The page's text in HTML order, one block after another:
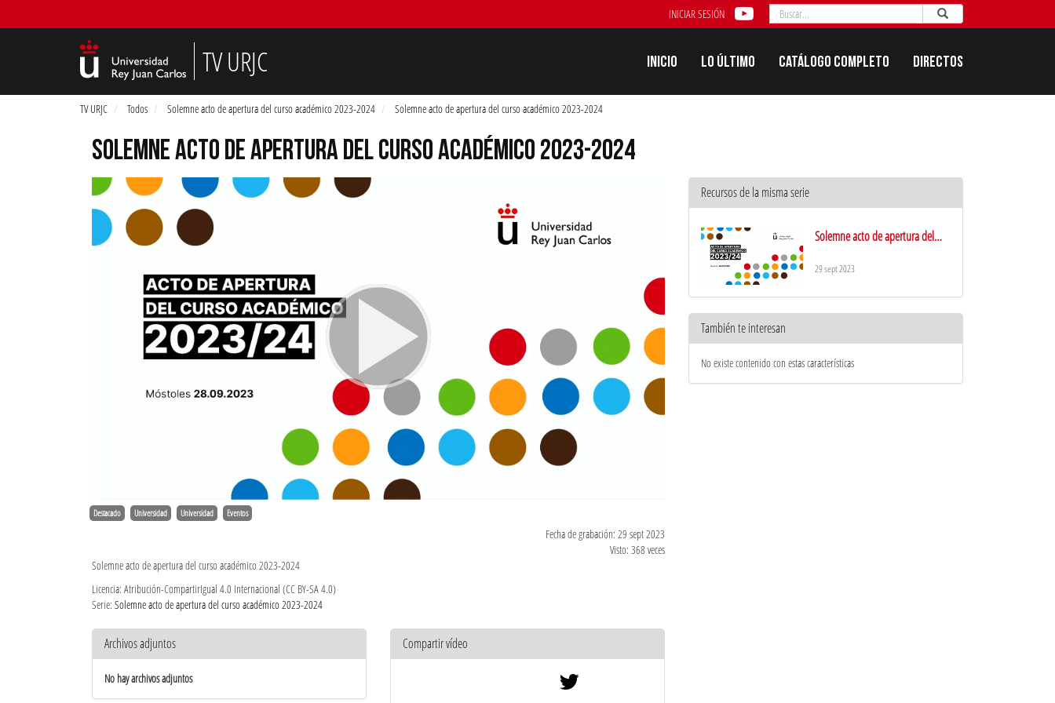
INICIAR SESIÓN Buscar
Enviar
Buscar
TV URJC Inicio Lo último Catálogo completo Directos
TV URJC Todos Solemne acto de apertura del curso académico 2023-2024 Solemne acto de apertura del curso académico 2023-2024
SOLEMNE ACTO DE APERTURA DEL CURSO ACADÉMICO 2023-2024
Destacado Universidad Universidad Eventos
Fecha de grabación: 29 sept 2023
Visto: 368 veces
Solemne acto de apertura del curso académico 2023-2024
Licencia: Atribución-CompartirIgual 4.0 Internacional (CC BY-SA 4.0)
Serie: Solemne acto de apertura del curso académico 2023-2024
Archivos adjuntos
No hay archivos adjuntos
Compartir vídeo
Recursos de la misma serie
Solemne acto de apertura del
29 sept 2023
También te interesan
No existe contenido con estas características